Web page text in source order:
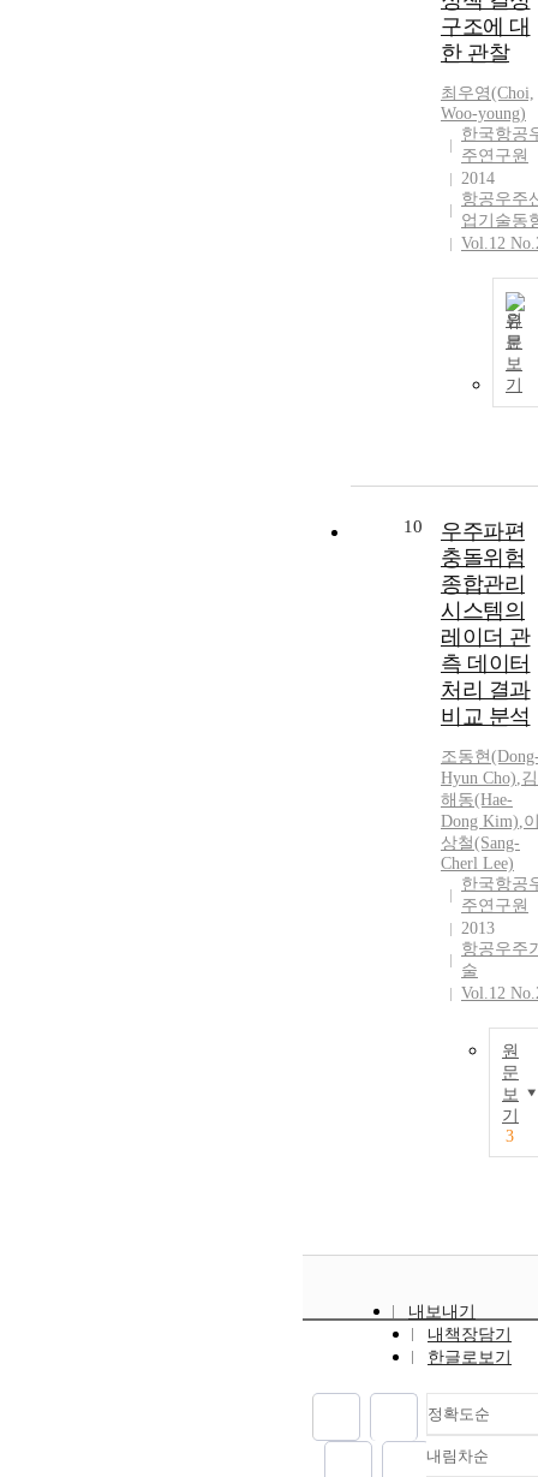
구조에 대
한 관찰
최우영(Choi,
Woo-young)
한국항공
주연구원
2014
항공우주
업기술동
Vol.12
원
문
보
기
10
우주파편
충돌위험
종합관리
시스템의
레이더 관
측 데이터
처리 결과
비교 분석
조동현
Hyun Cho),김
해동(Hae-
Dong Kim),
상철(Sang-
Cherl Lee)
한국항공
주연구원
2013
항공우주
술
Vol.12
원
문
보
기
3
내보내기
내책장담기
한글로보기
정확도순
정확도
내림차순